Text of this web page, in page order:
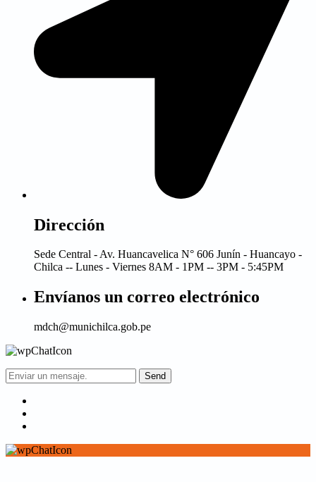
Dirección
Sede Central - Av. Huancavelica N° 606 Junín - Huancayo -
Chilca -- Lunes - Viernes 8AM - 1PM -- 3PM - 5:45PM
Envíanos un correo electrónico
mdch@munichilca.gob.pe
Send